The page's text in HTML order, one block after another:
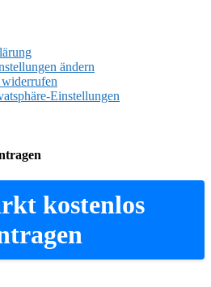
ändern
Einstellungen
kostenlos